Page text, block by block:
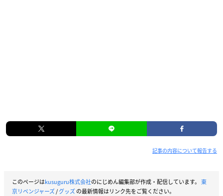
記事の内容について報告する
このページはkusuguru株式会社のにじめん編集部が作成・配信しています。 東
京リベンジャーズ/グッズの最新情報はリンク先をご覧ください。